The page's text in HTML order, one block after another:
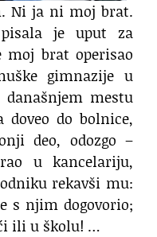
Ni ja ni moj brat.
je uput za
moj brat operisao
gimnazije u
mestu
doveo do bolnice,
deo, odozgo –
u kancelariju,
rekavši mu:
s njim dogovorio;
ili u školu! …